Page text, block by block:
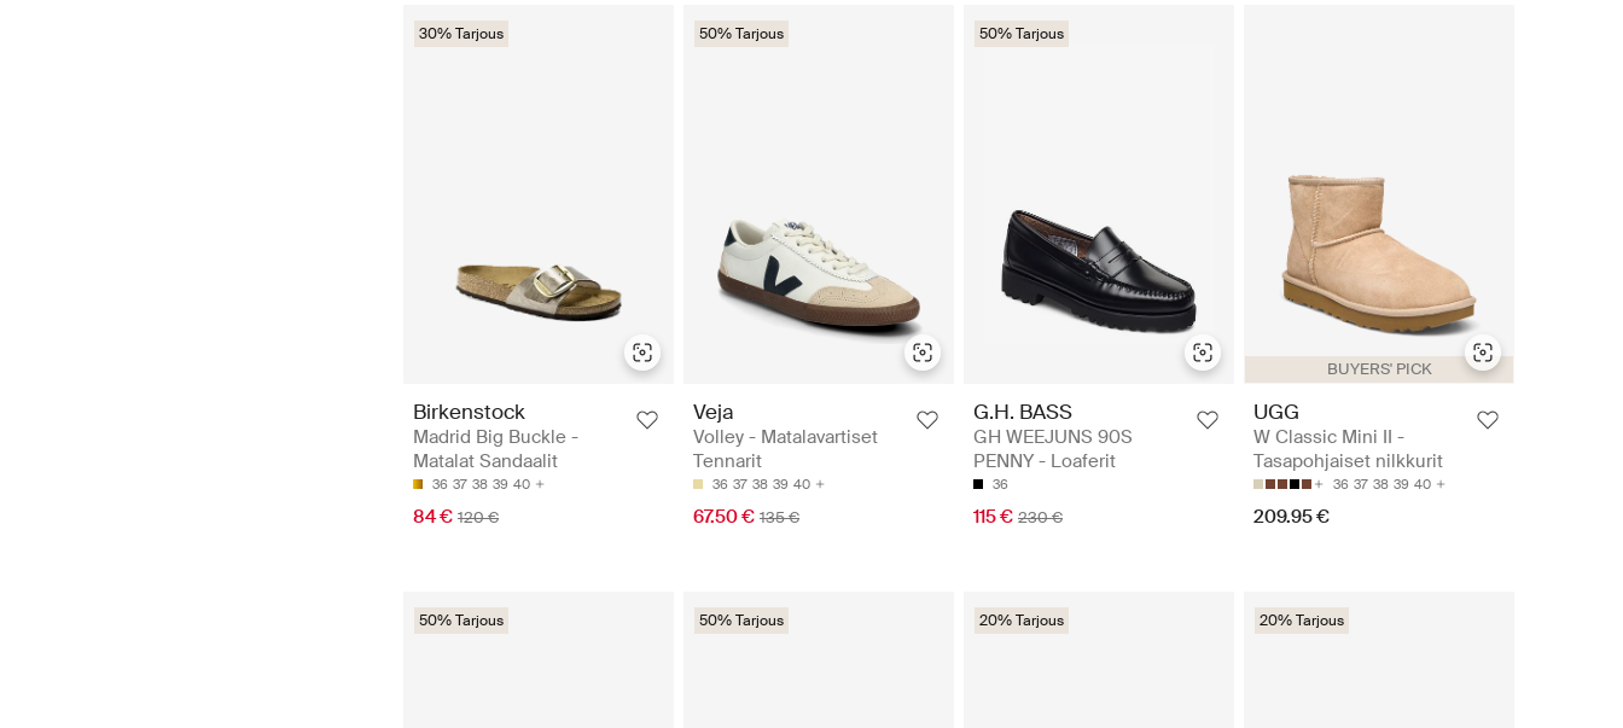
30% Tarjous
Birkenstock
Madrid Big Buckle -
Matalat Sandaalit
36 37 38 39 40
84 € 120 €
50% Tarjous
Veja
Volley - Matalavartiset
Tennarit
36 37 38 39 40
67.50 € 135 €
50% Tarjous
G.H. BASS
GH WEEJUNS 90S
PENNY - Loaferit
36
115 € 230 €
BUYERS' PICK
UGG
W Classic Mini II -
Tasapohjaiset nilkkurit
36 37 38 39 40
209.95 €
50% Tarjous 50% Tarjous 20% Tarjous 20% Tarjous